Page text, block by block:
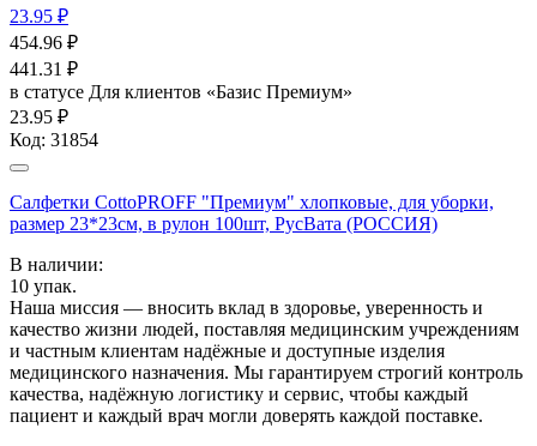
23.95 ₽
454.96 ₽
441.31 ₽
в статусе Для клиентов «Базис Премиум»
23.95 ₽
Код: 31854
Салфетки CottoPROFF "Премиум" хлопковые, для уборки,
размер 23*23см, в рулон 100шт, РусВата (РОССИЯ)
В наличии:
10 упак.
Наша миссия — вносить вклад в здоровье, уверенность и
качество жизни людей, поставляя медицинским учреждениям
и частным клиентам надёжные и доступные изделия
медицинского назначения. Мы гарантируем строгий контроль
качества, надёжную логистику и сервис, чтобы каждый
пациент и каждый врач могли доверять каждой поставке.